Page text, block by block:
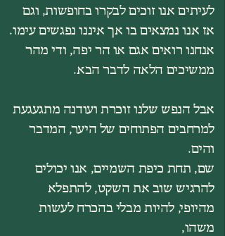
לעיתים אנו זוכים לבקרו בחופשות, וגם
אז אנו נמצאים בו אך איננו נפגשים עימו.
אנחנו רואים אגם או הר יפה, ודי מהר
ממשיכים הלאה לדבר הבא.
אבל הנפש שלנו זוכרת ועודנה מתגעגעת
למרחבים הפתוחים של היער, המדבר
והים.
שם, תחת כיפת השמיים, אנו יכולים
להרגיש שוב את השקט, להתפלא
מהיופי, להיות מבלי בהכרח לעשות
משהו,